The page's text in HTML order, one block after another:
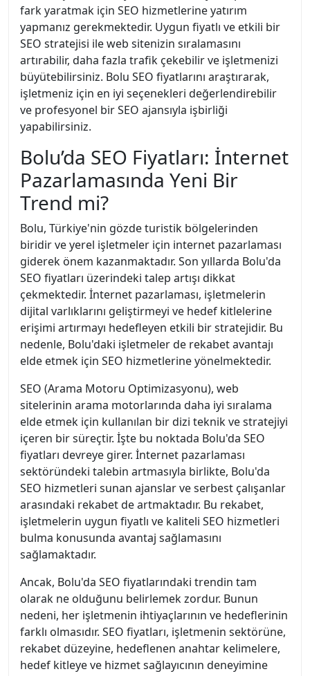
fark yaratmak için SEO hizmetlerine yatırım
yapmanız gerekmektedir. Uygun fiyatlı ve etkili bir
SEO stratejisi ile web sitenizin sıralamasını
artırabilir, daha fazla trafik çekebilir ve işletmenizi
büyütebilirsiniz. Bolu SEO fiyatlarını araştırarak,
işletmeniz için en iyi seçenekleri değerlendirebilir
ve profesyonel bir SEO ajansıyla işbirliği
yapabilirsiniz.
Bolu’da SEO Fiyatları: İnternet
Pazarlamasında Yeni Bir
Trend mi?
Bolu, Türkiye'nin gözde turistik bölgelerinden
biridir ve yerel işletmeler için internet pazarlaması
giderek önem kazanmaktadır. Son yıllarda Bolu'da
SEO fiyatları üzerindeki talep artışı dikkat
çekmektedir. İnternet pazarlaması, işletmelerin
dijital varlıklarını geliştirmeyi ve hedef kitlelerine
erişimi artırmayı hedefleyen etkili bir stratejidir. Bu
nedenle, Bolu'daki işletmeler de rekabet avantajı
elde etmek için SEO hizmetlerine yönelmektedir.
SEO (Arama Motoru Optimizasyonu), web
sitelerinin arama motorlarında daha iyi sıralama
elde etmek için kullanılan bir dizi teknik ve stratejiyi
içeren bir süreçtir. İşte bu noktada Bolu'da SEO
fiyatları devreye girer. İnternet pazarlaması
sektöründeki talebin artmasıyla birlikte, Bolu'da
SEO hizmetleri sunan ajanslar ve serbest çalışanlar
arasındaki rekabet de artmaktadır. Bu rekabet,
işletmelerin uygun fiyatlı ve kaliteli SEO hizmetleri
bulma konusunda avantaj sağlamasını
sağlamaktadır.
Ancak, Bolu'da SEO fiyatlarındaki trendin tam
olarak ne olduğunu belirlemek zordur. Bunun
nedeni, her işletmenin ihtiyaçlarının ve hedeflerinin
farklı olmasıdır. SEO fiyatları, işletmenin sektörüne,
rekabet düzeyine, hedeflenen anahtar kelimelere,
hedef kitleye ve hizmet sağlayıcının deneyimine